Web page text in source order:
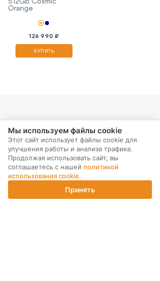
126 990 ₽
КУПИТЬ
Корзина
МЫ В СОЦ. СЕТЯХ
Мы используем файлы cookie
Этот сайт использует файлы cookie для
улучшения работы и анализа трафика.
Продолжая использовать сайт, вы
соглашаетесь с нашей политикой
использования cookie.
Принять